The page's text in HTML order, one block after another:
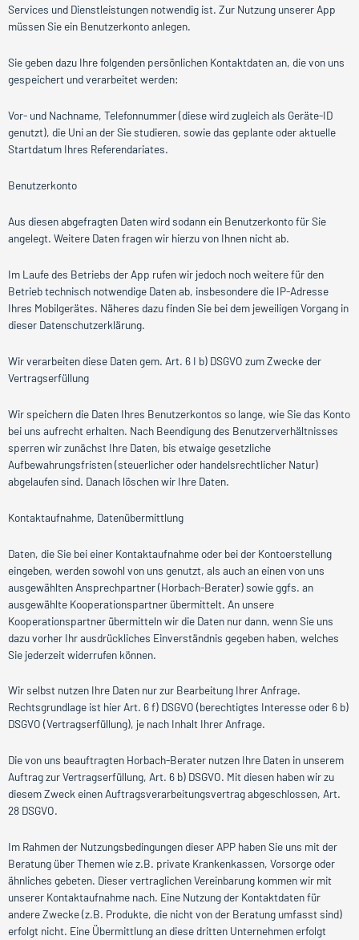
Services und Dienstleistungen notwendig ist. Zur Nutzung unserer App
müssen Sie ein Benutzerkonto anlegen.
Sie geben dazu Ihre folgenden persönlichen Kontaktdaten an, die von uns
gespeichert und verarbeitet werden:
Vor- und Nachname, Telefonnummer (diese wird zugleich als Geräte-ID
genutzt), die Uni an der Sie studieren, sowie das geplante oder aktuelle
Startdatum Ihres Referendariates.
Benutzerkonto
Aus diesen abgefragten Daten wird sodann ein Benutzerkonto für Sie
angelegt. Weitere Daten fragen wir hierzu von Ihnen nicht ab.
Im Laufe des Betriebs der App rufen wir jedoch noch weitere für den
Betrieb technisch notwendige Daten ab, insbesondere die IP-Adresse
Ihres Mobilgerätes. Näheres dazu finden Sie bei dem jeweiligen Vorgang in
dieser Datenschutzerklärung.
Wir verarbeiten diese Daten gem. Art. 6 I b) DSGVO zum Zwecke der
Vertragserfüllung
Wir speichern die Daten Ihres Benutzerkontos so lange, wie Sie das Konto
bei uns aufrecht erhalten. Nach Beendigung des Benutzerverhältnisses
sperren wir zunächst Ihre Daten, bis etwaige gesetzliche
Aufbewahrungsfristen (steuerlicher oder handelsrechtlicher Natur)
abgelaufen sind. Danach löschen wir Ihre Daten.
Kontaktaufnahme, Datenübermittlung
Daten, die Sie bei einer Kontaktaufnahme oder bei der Kontoerstellung
eingeben, werden sowohl von uns genutzt, als auch an einen von uns
ausgewählten Ansprechpartner (Horbach-Berater) sowie ggfs. an
ausgewählte Kooperationspartner übermittelt. An unsere
Kooperationspartner übermitteln wir die Daten nur dann, wenn Sie uns
dazu vorher Ihr ausdrückliches Einverständnis gegeben haben, welches
Sie jederzeit widerrufen können.
Wir selbst nutzen Ihre Daten nur zur Bearbeitung Ihrer Anfrage.
Rechtsgrundlage ist hier Art. 6 f) DSGVO (berechtigtes Interesse oder 6 b)
DSGVO (Vertragserfüllung), je nach Inhalt Ihrer Anfrage.
Die von uns beauftragten Horbach-Berater nutzen Ihre Daten in unserem
Auftrag zur Vertragserfüllung, Art. 6 b) DSGVO. Mit diesen haben wir zu
diesem Zweck einen Auftragsverarbeitungsvertrag abgeschlossen, Art.
28 DSGVO.
Im Rahmen der Nutzungsbedingungen dieser APP haben Sie uns mit der
Beratung über Themen wie z.B. private Krankenkassen, Vorsorge oder
ähnliches gebeten. Dieser vertraglichen Vereinbarung kommen wir mit
unserer Kontaktaufnahme nach. Eine Nutzung der Kontaktdaten für
andere Zwecke (z.B. Produkte, die nicht von der Beratung umfasst sind)
erfolgt nicht. Eine Übermittlung an diese dritten Unternehmen erfolgt